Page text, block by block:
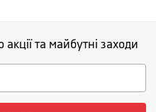
та майбутні заходи